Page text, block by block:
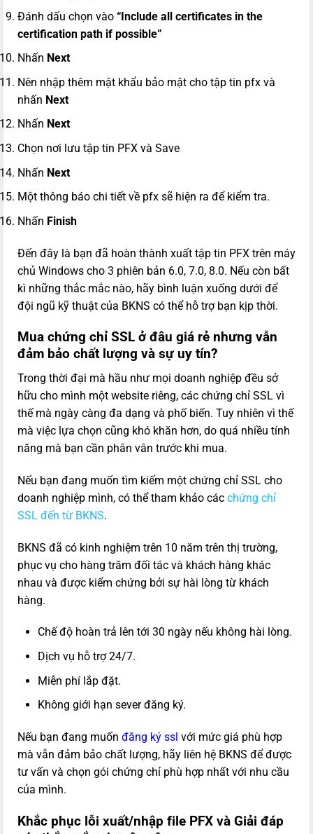
Đánh dấu chọn vào “Include all certificates in the
certification path if possible”
Nhấn Next
Nên nhập thêm mật khẩu bảo mật cho tập tin pfx và
nhấn Next
Nhấn Next
Chọn nơi lưu tập tin PFX và Save
Nhấn Next
Một thông báo chi tiết về pfx sẽ hiện ra để kiểm tra.
Nhấn Finish
Đến đây là bạn đã hoàn thành xuất tập tin PFX trên máy
chủ Windows cho 3 phiên bản 6.0, 7.0, 8.0. Nếu còn bất
kì những thắc mắc nào, hãy bình luận xuống dưới để
đội ngũ kỹ thuật của BKNS có thể hỗ trợ bạn kịp thời.
Mua chứng chỉ SSL ở đâu giá rẻ nhưng vẫn
đảm bảo chất lượng và sự uy tín?
Trong thời đại mà hầu như mọi doanh nghiệp đều sở
hữu cho mình một website riêng, các chứng chỉ SSL vì
thế mà ngày càng đa dạng và phố biến. Tuy nhiên vì thế
mà việc lựa chọn cũng khó khăn hơn, do quá nhiều tính
năng mà bạn cần phân vân trước khi mua.
Nếu bạn đang muốn tìm kiếm một chứng chỉ SSL cho
doanh nghiệp mình, có thể tham khảo các chứng chỉ
SSL đến từ BKNS.
BKNS đã có kinh nghiệm trên 10 năm trên thị trường,
phục vụ cho hàng trăm đối tác và khách hàng khác
nhau và được kiểm chứng bởi sự hài lòng từ khách
hàng.
Chế độ hoàn trả lên tới 30 ngày nếu không hài lòng.
Dịch vụ hỗ trợ 24/7.
Miễn phí lắp đặt.
Không giới hạn sever đăng ký.
Nếu bạn đang muốn đăng ký ssl với mức giá phù hợp
mà vẫn đảm bảo chất lượng, hãy liên hệ BKNS để được
tư vấn và chọn gói chứng chỉ phù hợp nhất với nhu cầu
của mình.
Khắc phục lỗi xuất/nhập file PFX và Giải đáp